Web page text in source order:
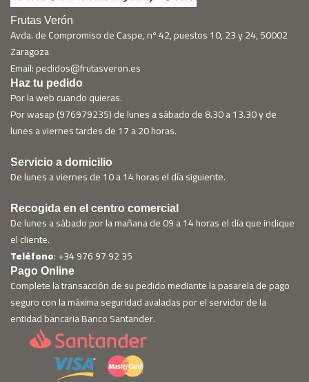
Frutas Verón
Avda. de Compromiso de Caspe, nº 42, puestos 10, 23 y 24, 50002
Zaragoza
Email: pedidos@frutasveron.es
Haz tu pedido
Por la web cuando quieras.
Por wasap (976979235) de lunes a sábado de 8.30 a 13.30 y de
lunes a viernes tardes de 17 a 20 horas.
Servicio a domicilio
De lunes a viernes de 10 a 14 horas el día siguiente.
Recogida en el centro comercial
De lunes a sábado por la mañana de 09 a 14 horas el día que indique
el cliente.
Teléfono: +34 976 97 92 35
Pago Online
Complete la transacción de su pedido mediante la pasarela de pago
seguro con la máxima seguridad avaladas por el servidor de la
entidad bancaria Banco Santander.